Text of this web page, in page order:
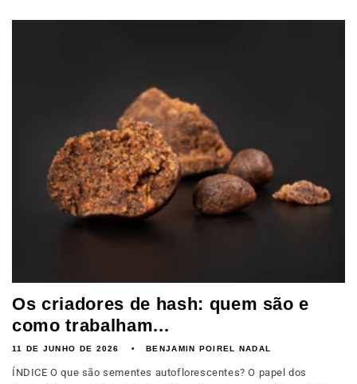
Os criadores de hash: quem são e
como trabalham...
11 DE JUNHO DE 2026 BENJAMIN POIREL NADAL
ÍNDICE O que são sementes autoflorescentes? O papel dos